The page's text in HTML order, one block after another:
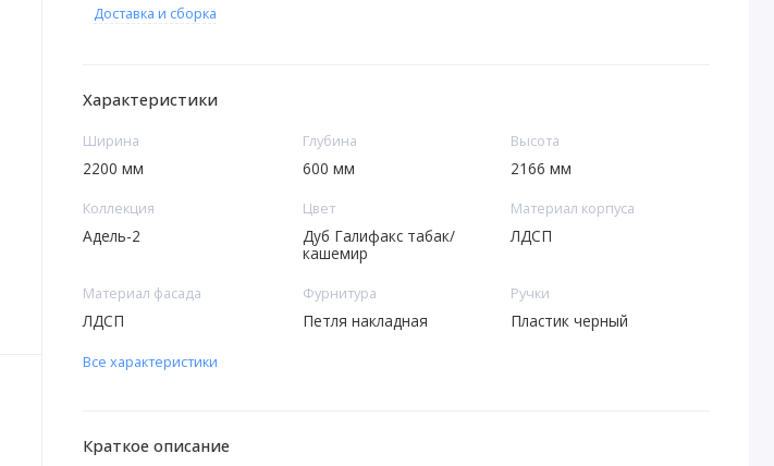
Доставка и сборка
Характеристики
Ширина
2200 мм
Глубина
600 мм
Высота
2166 мм
Коллекция
Адель-2
Цвет
Дуб Галифакс табак/
кашемир
Материал корпуса
ЛДСП
Материал фасада
ЛДСП
Фурнитура
Петля накладная
Ручки
Пластик черный
Все характеристики
Краткое описание